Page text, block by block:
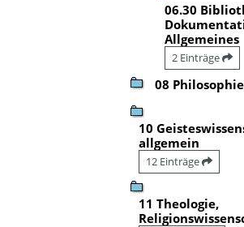
06.30
Allgemeines
2 Einträge
08 Philosophie
10
allgemein
12 Einträge
11 Theologie,